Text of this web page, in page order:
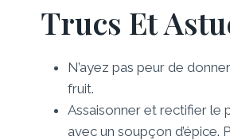
Trucs Et
N’ayez pas peur de
fruit.
Assaisonner et rectifier le
avec un soupçon d’épice.